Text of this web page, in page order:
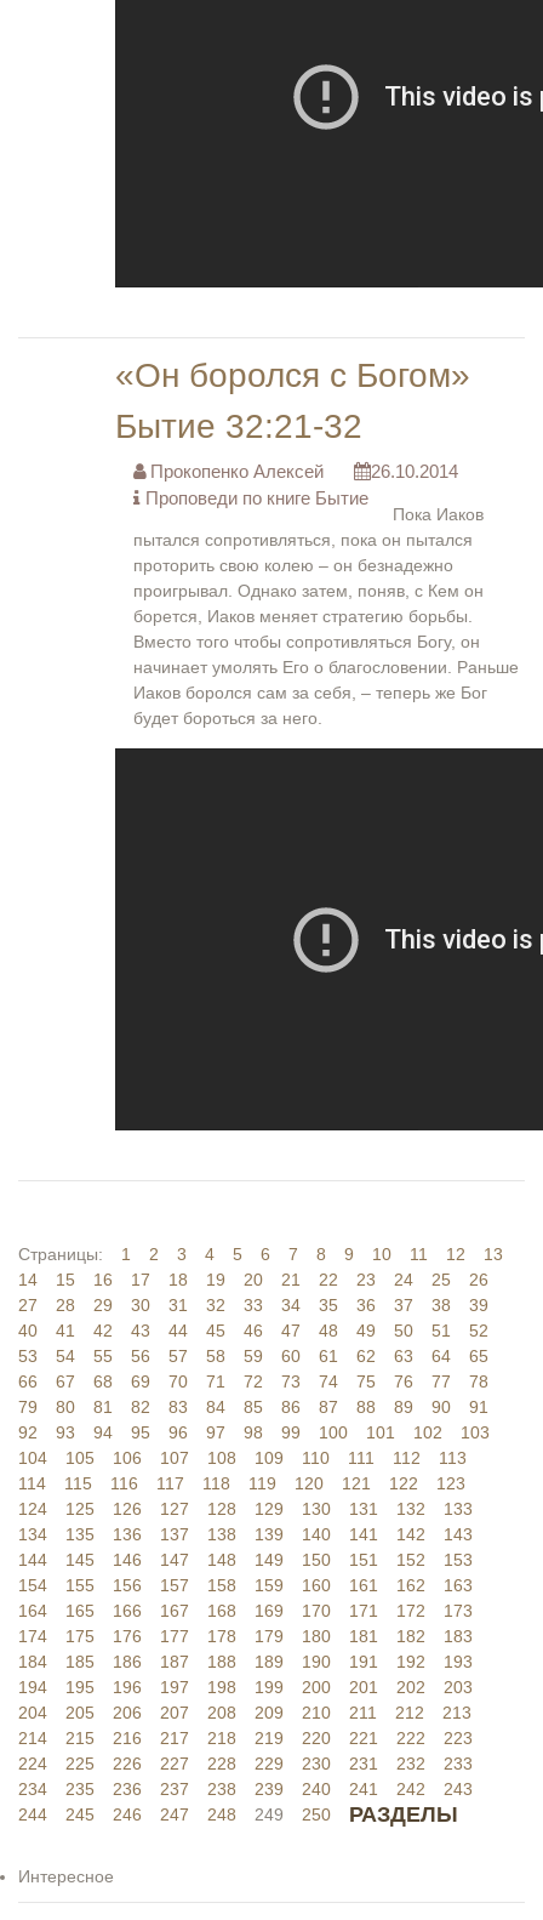
«Он боролся с Богом»
Бытие 32:21-32
Прокопенко Алексей
Проповеди по книге Бытие
26.10.2014
Пока Иаков
пытался сопротивляться, пока он пытался
проторить свою колею – он безнадежно
проигрывал. Однако затем, поняв, с Кем он
борется, Иаков меняет стратегию борьбы.
Вместо того чтобы сопротивляться Богу, он
начинает умолять Его о благословении. Раньше
Иаков боролся сам за себя, – теперь же Бог
будет бороться за него.
Страницы: 1 2 3 4 5 6 7 8 9 10 11 12
13
14
15 16 17 18 19 20 21 22 23 24 25
26
27
28 29 30 31 32 33 34 35 36 37 38
39
40
41 42 43 44 45 46 47 48 49 50 51
52
53
54 55 56 57 58 59 60 61 62 63 64
65
66
67 68 69 70 71 72 73 74 75 76 77
78
79
80 81 82 83 84 85 86 87 88 89 90
91
92
93 94 95 96 97 98 99 100 101 102
103
104
105 106 107 108 109 110 111 112
113
114
115 116 117 118 119 120 121 122
123
124
125 126 127 128 129 130 131 132
133
134
135 136 137 138 139 140 141 142
143
144
145 146 147 148 149 150 151 152
153
154
155 156 157 158 159 160 161 162
163
164
165 166 167 168 169 170 171 172
173
174
175 176 177 178 179 180 181 182
183
184
185 186 187 188 189 190 191 192
193
194
195 196 197 198 199 200 201 202
203
204
205 206 207 208 209 210 211 212
213
214
215 216 217 218 219 220 221 222
223
224
225 226 227 228 229 230 231 232
233
234
235 236 237 238 239 240 241 242
243
244
245 246 247 248 249 250 РАЗДЕЛЫ
Интересное